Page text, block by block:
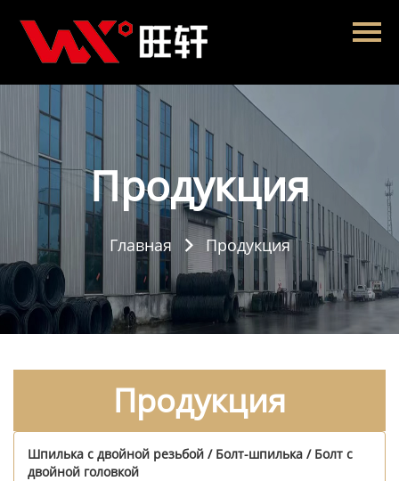
Главная
Продукция
Новости
О нас
Контакты Продукция
Главная  Продукция
Продукция
Шпилька с двойной резьбой / Болт-шпилька / Болт с
двойной головкой